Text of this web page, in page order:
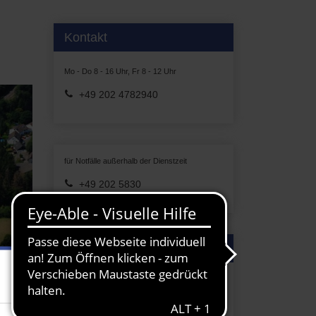
Kontakt
Mo - Do 8 - 16 Uhr, Fr 8 - 12 Uhr
+49 202 4782940
für Notfälle außerhalb der Dienstzeit
+49 202 5830
Weitere Informationen
Technische Daten und Leistung